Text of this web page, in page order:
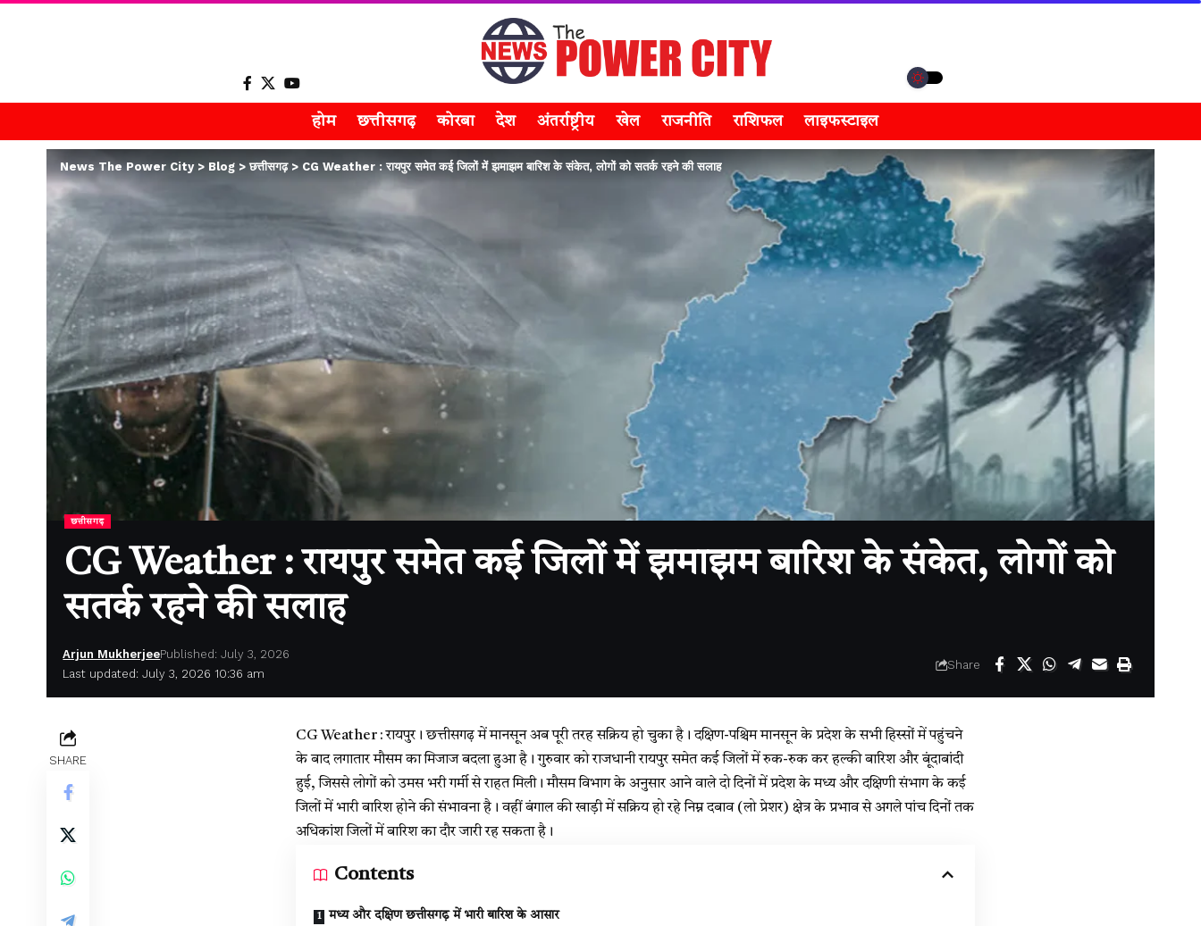
होम छत्तीसगढ़ कोरबा देश अंतर्राष्ट्रीय खेल राजनीति राशिफल लाइफस्टाइल
News The Power City> Blog >छत्तीसगढ़> CG Weather : रायपुर समेत कई जिलों में झमाझम बारिश के संकेत, लोगों को सतर्क रहने की सलाह
छत्तीसगढ़
CG Weather : रायपुर समेत कई जिलों में झमाझम बारिश के संकेत, लोगों को
सतर्क रहने की सलाह
Last updated: July 3, 2026 10:36 am
Arjun MukherjeePublished: July 3, 2026
Share
SHARE
CG Weather :रायपुर। छत्तीसगढ़ में मानसून अब पूरी तरह सक्रिय हो चुका है। दक्षिण-पश्चिम मानसून के प्रदेश के सभी हिस्सों में पहुंचने
के बाद लगातार मौसम का मिजाज बदला हुआ है। गुरुवार को राजधानी रायपुर समेत कई जिलों में रुक-रुक कर हल्की बारिश और बूंदाबांदी
हुई, जिससे लोगों को उमस भरी गर्मी से राहत मिली। मौसम विभाग के अनुसार आने वाले दो दिनों में प्रदेश के मध्य और दक्षिणी संभाग के कई
जिलों में भारी बारिश होने की संभावना है। वहीं बंगाल की खाड़ी में सक्रिय हो रहे निम्न दबाव (लो प्रेशर) क्षेत्र के प्रभाव से अगले पांच दिनों तक
अधिकांश जिलों में बारिश का दौर जारी रह सकता है।
Contents
मध्य और दक्षिण छत्तीसगढ़ में भारी बारिश के आसार